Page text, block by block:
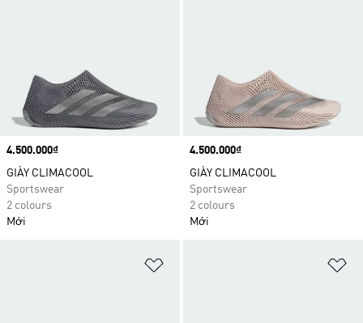
Price
4.500.000₫
GIÀY CLIMACOOL
Sportswear
2 colours
Mới
Price
4.500.000₫
GIÀY CLIMACOOL
Sportswear
2 colours
Mới